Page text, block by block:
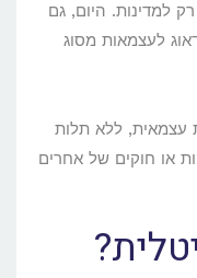
למדינות. היום, גם
לעצמאות מסוג
עצמאית, ללא תלות
או חוקים של אחרים